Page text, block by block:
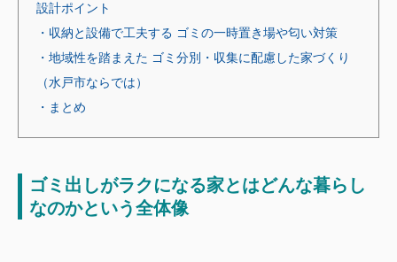
設計ポイント
・収納と設備で工夫する ゴミの一時置き場や匂い対策
・地域性を踏まえた ゴミ分別・収集に配慮した家づくり
（水戸市ならでは）
・まとめ
ゴミ出しがラクになる家とはどんな暮らし
なのかという全体像